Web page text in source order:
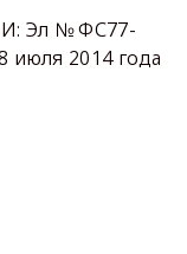
Эл № ФС77-
июля 2014 года